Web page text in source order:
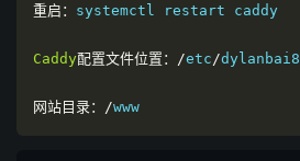
重启： systemctl restart caddy
Caddy配置文件位置：/etc/dylanbai8
网站目录：/www